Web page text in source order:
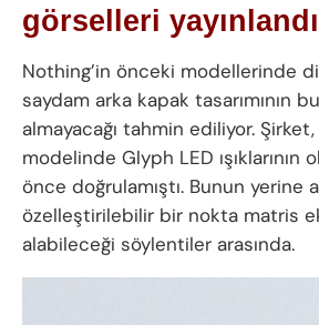
görselleri yayınlandı
Nothing’in önceki modellerinde
saydam arka kapak tasarımının
almayacağı tahmin ediliyor. Şirket,
modelinde Glyph LED ışıklarının
önce doğrulamıştı. Bunun yerine
özelleştirilebilir bir nokta matris
alabileceği söylentiler arasında.